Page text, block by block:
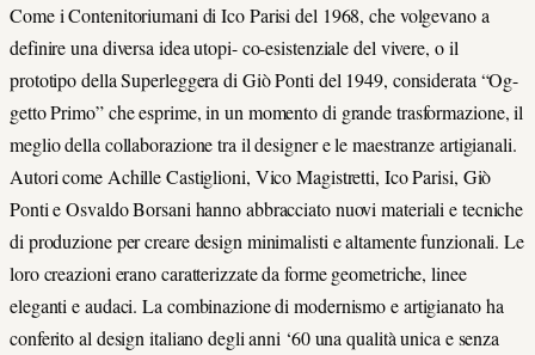
Come i Contenitoriumani di Ico Parisi del 1968, che volgevano a
definire una diversa idea utopi- co-esistenziale del vivere, o il
prototipo della Superleggera di Giò Ponti del 1949, considerata “Og-
getto Primo” che esprime, in un momento di grande trasformazione, il
meglio della collaborazione tra il designer e le maestranze artigianali.
Autori come Achille Castiglioni, Vico Magistretti, Ico Parisi, Giò
Ponti e Osvaldo Borsani hanno abbracciato nuovi materiali e tecniche
di produzione per creare design minimalisti e altamente funzionali. Le
loro creazioni erano caratterizzate da forme geometriche, linee
eleganti e audaci. La combinazione di modernismo e artigianato ha
conferito al design italiano degli anni ‘60 una qualità unica e senza